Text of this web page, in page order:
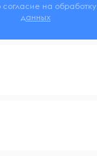
на обработку
данных